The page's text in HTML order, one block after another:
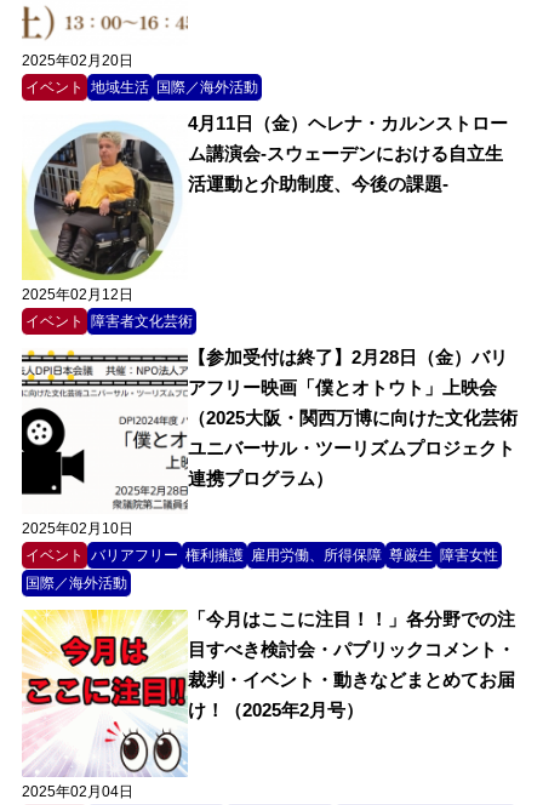
2025年02月20日
イベント
地域生活 国際／海外活動
2025年02月12日
4月11日（金）ヘレナ・カルンストロー
ム講演会-スウェーデンにおける自立生
活運動と介助制度、今後の課題-
イベント 障害者文化芸術
2025年02月10日
【参加受付は終了】2月28日（金）バリ
アフリー映画「僕とオトウト」上映会
（2025大阪・関西万博に向けた文化芸術
ユニバーサル・ツーリズムプロジェクト
連携プログラム）
イベント バリアフリー 権利擁護 雇用労働、所得保障 尊厳生 障害女性
国際／海外活動
2025年02月04日
「今月はここに注目！！」各分野での注
目すべき検討会・パブリックコメント・
裁判・イベント・動きなどまとめてお届
け！（2025年2月号）